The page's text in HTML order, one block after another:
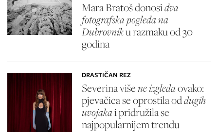
Mara Bratoš donosidva
fotografska pogleda na
Dubrovniku razmaku od 30
godina
DRASTIČAN REZ
Severina višene izgledaovako:
pjevačica se oprostila oddugih
uvojakai pridružila se
najpopularnijem trendu